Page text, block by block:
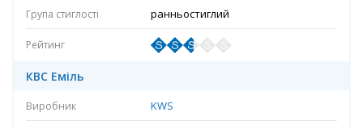
ранньостиглий
КВС Еміль
KWS